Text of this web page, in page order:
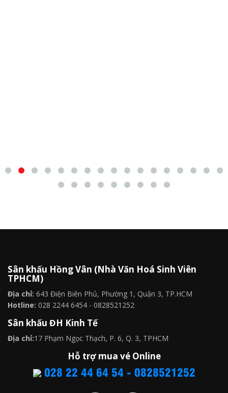
Sân khấu Hồng Vân (Nhà Văn Hoá Sinh Viên
TPHCM)
Địa chỉ: 643 Điện Biên Phủ, Phường 1, Quận 3, TP.HCM
Hotline: 028 2244 6454 - 0828521252
Sân khấu ĐH Kinh Tế
Địa chỉ:17 Phạm Ngọc Thạch, P. 6, Q. 3, TPHCM
Hỗ trợ mua vé Online
028 22 44 64 54 - 0828521252